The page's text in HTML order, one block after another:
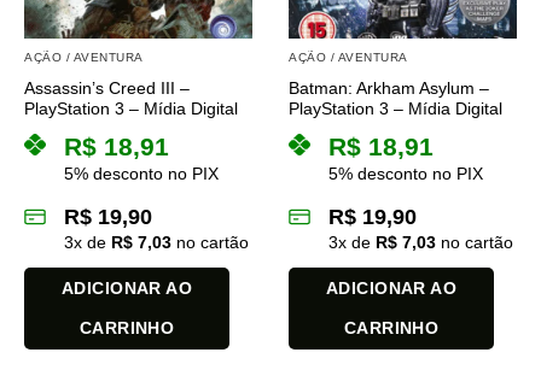
escolhidas
do
produto
escolhidas
do
produto
AÇÃO / AVENTURA
Assassin’s Creed III –
PlayStation 3 – Mídia Digital
R$ 18,91
5% desconto no PIX
R$ 19,90
3x de R$ 7,03 no cartão
ADICIONAR AO
CARRINHO
AÇÃO / AVENTURA
Batman: Arkham Asylum –
PlayStation 3 – Mídia Digital
R$ 18,91
5% desconto no PIX
R$ 19,90
3x de R$ 7,03 no cartão
ADICIONAR AO
CARRINHO